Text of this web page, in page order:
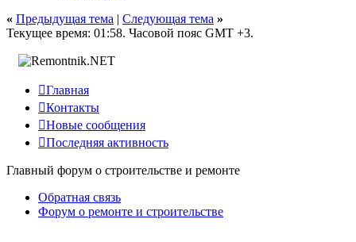
« Предыдущая тема | Следующая тема »
Текущее время: 01:58. Часовой пояс GMT +3.
Главная
Контакты
Новые сообщения
Последняя активность
Главный форум о строительстве и ремонте
Обратная связь
Форум о ремонте и строительстве